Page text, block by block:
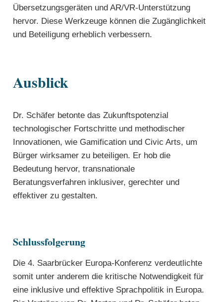
Übersetzungsgeräten und AR/VR-Unterstützung
hervor. Diese Werkzeuge können die Zugänglichkeit
und Beteiligung erheblich verbessern.
Ausblick
Dr. Schäfer betonte das Zukunftspotenzial
technologischer Fortschritte und methodischer
Innovationen, wie Gamification und Civic Arts, um
Bürger wirksamer zu beteiligen. Er hob die
Bedeutung hervor, transnationale
Beratungsverfahren inklusiver, gerechter und
effektiver zu gestalten.
Schlussfolgerung
Die 4. Saarbrücker Europa-Konferenz verdeutlichte
somit unter anderem die kritische Notwendigkeit für
eine inklusive und effektive Sprachpolitik in Europa.